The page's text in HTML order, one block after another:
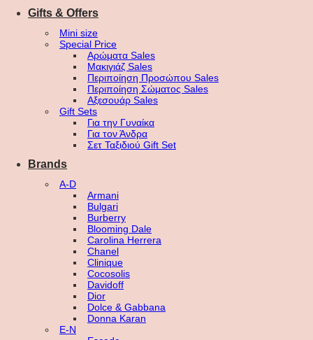
Gifts & Offers
Mini size
Special Price
Αρώματα Sales
Μακιγιάζ Sales
Περιποίηση Προσώπου Sales
Περιποίηση Σώματος Sales
Αξεσουάρ Sales
Gift Sets
Για την Γυναίκα
Για τον Άνδρα
Σετ Ταξιδιού Gift Set
Brands
A-D
Armani
Bulgari
Burberry
Blooming Dale
Carolina Herrera
Chanel
Clinique
Cocosolis
Davidoff
Dior
Dolce & Gabbana
Donna Karan
E-N